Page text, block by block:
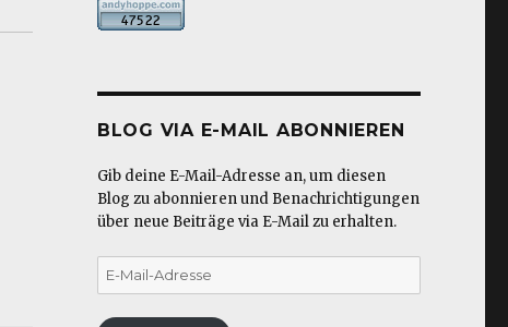
BLOG VIA E-MAIL ABONNIEREN
Gib deine E-Mail-Adresse an, um diesen
Blog zu abonnieren und Benachrichtigungen
über neue Beiträge via E-Mail zu erhalten.
E-
Mail-